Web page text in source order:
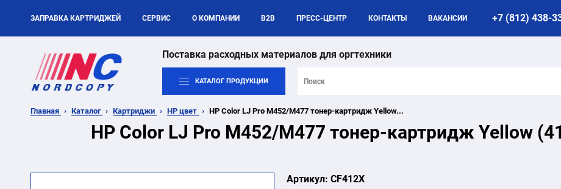
ЗАПРАВКА КАРТРИДЖЕЙ СЕРВИС О КОМПАНИИ B2B ПРЕСС-ЦЕНТР КОНТАКТЫ ВАКАНСИИ +7 (812) 438-
Поставка расходных материалов для оргтехники
КАТАЛОГ ПРОДУКЦИИ
Главная Каталог Картриджи HP цвет HP Color LJ Pro M452/M477 тонер-картридж Yellow...
HP Color LJ Pro M452/M477 тонер-картридж Yellow
Артикул: CF412X